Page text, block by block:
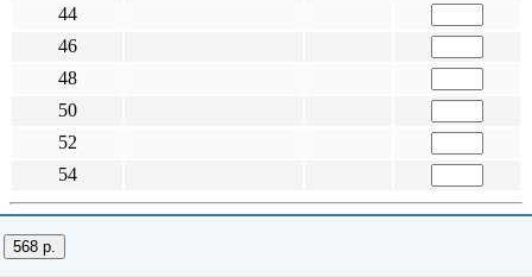
44
46
48
50
52
54
568 р.